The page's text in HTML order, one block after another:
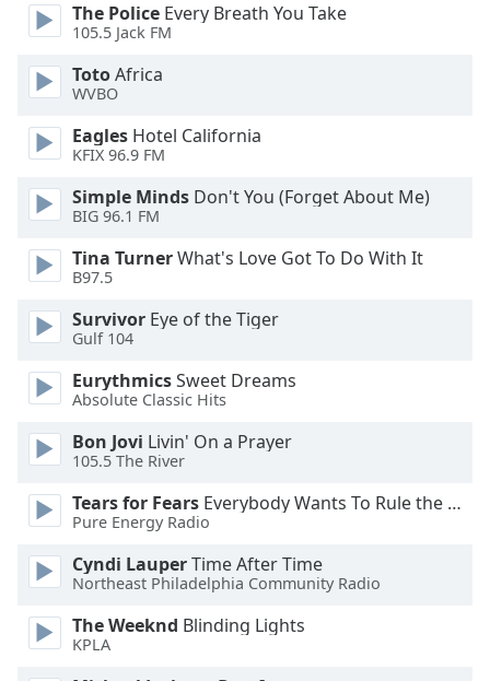
Text
Background
Color
Opacity
Caption
Background
Color
Opacity
Font
Size
Text
Edge
Font
Family
The Police Every Breath You Take
105.5 Jack FM
TotoAfrica
WVBO
Eagles Hotel California
KFIX 96.9 FM
Simple Minds Don't You (Forget About Me)
BIG 96.1 FM
Tina TurnerWhat's Love Got To Do With It
B97.5
Survivor Eye of the Tiger
Gulf 104
EurythmicsSweet Dreams
Absolute Classic Hits
Bon Jovi Livin' On a Prayer
105.5 The River
Tears for Fears Everybody Wants To Rule the World
Pure Energy Radio
Cyndi LauperTime After Time
Northeast Philadelphia Community Radio
The Weeknd Blinding Lights
KPLA